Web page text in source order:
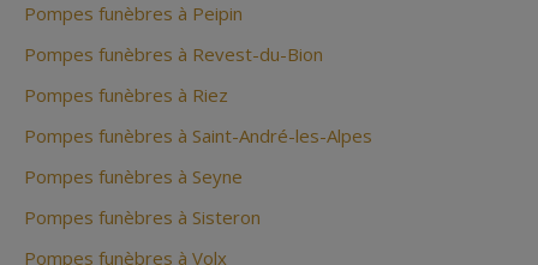
Pompes funèbres à Peipin
Pompes funèbres à Revest-du-Bion
Pompes funèbres à Riez
Pompes funèbres à Saint-André-les-Alpes
Pompes funèbres à Seyne
Pompes funèbres à Sisteron
Pompes funèbres à Volx